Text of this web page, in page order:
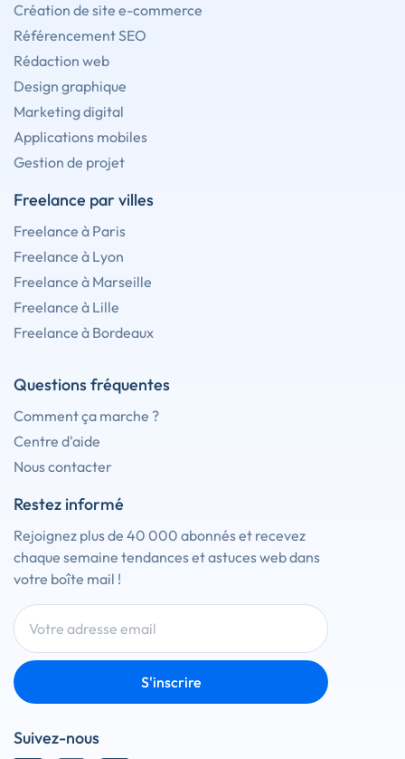
Création de site e-commerce
Référencement SEO
Rédaction web
Design graphique
Marketing digital
Applications mobiles
Gestion de projet
Freelance par villes
Freelance à Paris
Freelance à Lyon
Freelance à Marseille
Freelance à Lille
Freelance à Bordeaux
Questions fréquentes
Comment ça marche ?
Centre d'aide
Nous contacter
Restez informé
Rejoignez plus de 40 000 abonnés et recevez
chaque semaine tendances et astuces web dans
votre boîte mail !
S'inscrire
Suivez-nous